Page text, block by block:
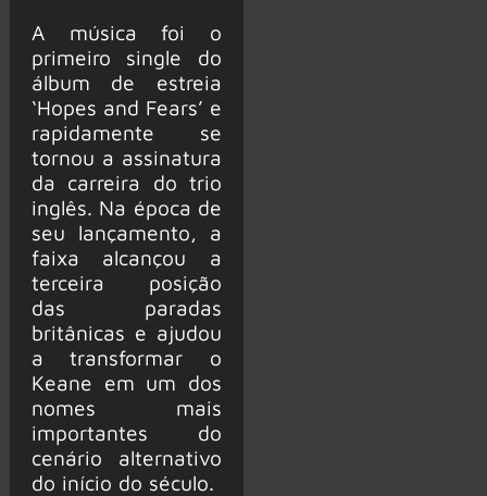
A música foi o
primeiro single do
álbum de estreia
‘Hopes and Fears’ e
rapidamente se
tornou a assinatura
da carreira do trio
inglês. Na época de
seu lançamento, a
faixa alcançou a
terceira posição
das paradas
britânicas e ajudou
a transformar o
Keane em um dos
nomes mais
importantes do
cenário alternativo
do início do século.